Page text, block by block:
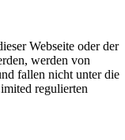
Webseite oder der
werden von
fallen nicht unter die
regulierten